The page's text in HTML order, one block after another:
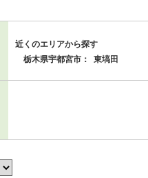
近くのエリアから探す
栃木県宇都宮市：
東塙田